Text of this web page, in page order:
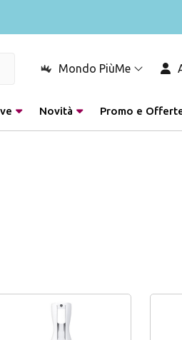
Mondo PiùMe
Novità Promo e